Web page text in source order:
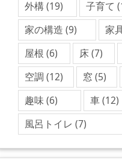
外構(19) 子育て
家の構造 (9) 家
屋根 (6) 床(7)
空調 (12) 窓 (5)
趣味 (6) 車(12)
風呂トイレ (7)